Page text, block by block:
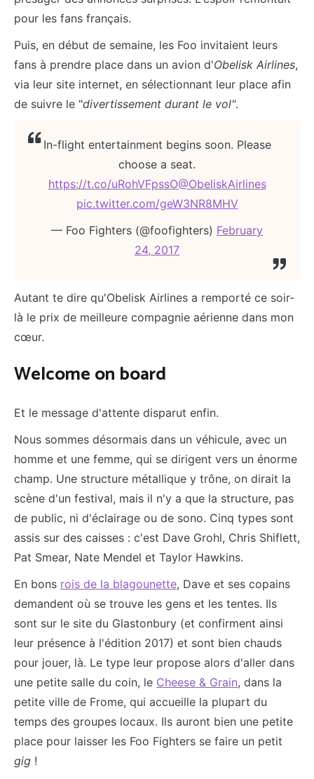
pour les fans français.
Puis, en début de semaine, les Foo invitaient leurs
fans à prendre place dans un avion d'Obelisk Airlines,
via leur site internet, en sélectionnant leur place afin
de suivre le "divertissement durant le vol".
In-flight entertainment begins soon. Please
choose a seat.
https://t.co/uRohVFpssO@ObeliskAirlines
pic.twitter.com/geW3NR8MHV
— Foo Fighters (@foofighters) February
24, 2017
Autant te dire qu'Obelisk Airlines a remporté ce soir-
là le prix de meilleure compagnie aérienne dans mon
cœur.
Welcome on board
Et le message d'attente disparut enfin.
Nous sommes désormais dans un véhicule, avec un
homme et une femme, qui se dirigent vers un énorme
champ. Une structure métallique y trône, on dirait la
scène d'un festival, mais il n'y a que la structure, pas
de public, ni d'éclairage ou de sono. Cinq types sont
assis sur des caisses : c'est Dave Grohl, Chris Shiflett,
Pat Smear, Nate Mendel et Taylor Hawkins.
En bons rois de la blagounette, Dave et ses copains
demandent où se trouve les gens et les tentes. Ils
sont sur le site du Glastonbury (et confirment ainsi
leur présence à l'édition 2017) et sont bien chauds
pour jouer, là. Le type leur propose alors d'aller dans
une petite salle du coin, le Cheese & Grain, dans la
petite ville de Frome, qui accueille la plupart du
temps des groupes locaux. Ils auront bien une petite
place pour laisser les Foo Fighters se faire un petit
gig !